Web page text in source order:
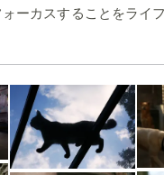
ーカスすることをライ